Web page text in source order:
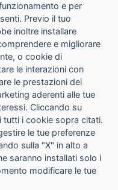
e per
Previo il tuo
inoltre installare
e migliorare
o cookie di
le interazioni con
le prestazioni dei
aderenti alle tue
Cliccando su
tutti i cookie sopra citati.
le tue preferenze
sulla "X" in alto a
saranno installati solo i
modificare le tue